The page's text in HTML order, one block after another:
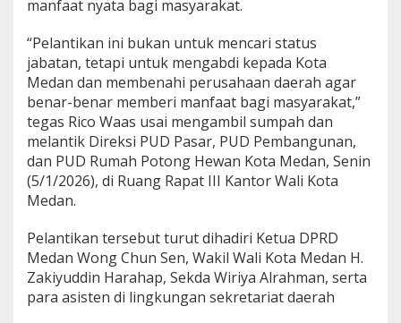
n
e
n
g
a
d
i
a
n
P
e
n
g
u
manfaat nyata bagi masyarakat.
“Pelantikan ini bukan untuk mencari status
jabatan, tetapi untuk mengabdi kepada Kota
Medan dan membenahi perusahaan daerah agar
benar-benar memberi manfaat bagi masyarakat,”
tegas Rico Waas usai mengambil sumpah dan
melantik Direksi PUD Pasar, PUD Pembangunan,
dan PUD Rumah Potong Hewan Kota Medan, Senin
(5/1/2026), di Ruang Rapat III Kantor Wali Kota
Medan.
Pelantikan tersebut turut dihadiri Ketua DPRD
Medan Wong Chun Sen, Wakil Wali Kota Medan H.
Zakiyuddin Harahap, Sekda Wiriya Alrahman, serta
para asisten di lingkungan sekretariat daerah